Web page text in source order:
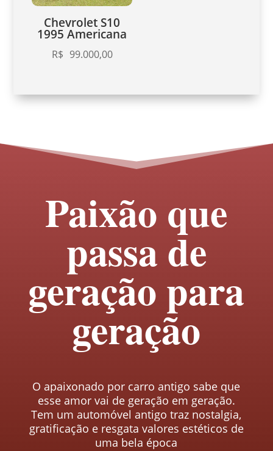
Chevrolet S10
1995 Americana
R$ 99.000,00
Paixão que
passa de
geração para
geração
O apaixonado por carro antigo sabe que
esse amor vai de geração em geração.
Tem um automóvel antigo traz nostalgia,
gratificação e resgata valores estéticos de
uma bela época